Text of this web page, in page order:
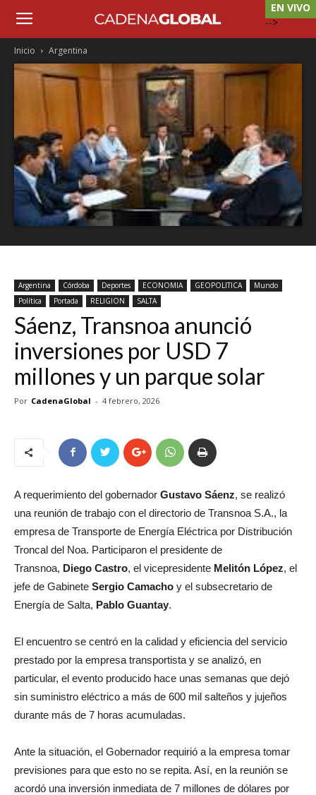
EN VIVO
-->
Inicio Argentina
Argentina Córdoba Deportes ECONOMIA GEOPOLITICA
Mundo
Política
Portada RELIGION SALTA
Sáenz, Transnoa anunció
inversiones por USD 7
millones y un parque solar
Por CadenaGlobal - 4 febrero, 2026
A requerimiento del gobernador Gustavo Sáenz, se realizó
una reunión de trabajo con el directorio de Transnoa S.A., la
empresa de Transporte de Energía Eléctrica por Distribución
Troncal del Noa. Participaron el presidente de
Transnoa, Diego Castro, el vicepresidente Melitón López, el
jefe de Gabinete Sergio Camacho y el subsecretario de
Energía de Salta, Pablo Guantay.
El encuentro se centró en la calidad y eficiencia del servicio
prestado por la empresa transportista y se analizó, en
particular, el evento producido hace unas semanas que dejó
sin suministro eléctrico a más de 600 mil salteños y jujeños
durante más de 7 horas acumuladas.
Ante la situación, el Gobernador requirió a la empresa tomar
previsiones para que esto no se repita. Así, en la reunión se
acordó una inversión inmediata de 7 millones de dólares por